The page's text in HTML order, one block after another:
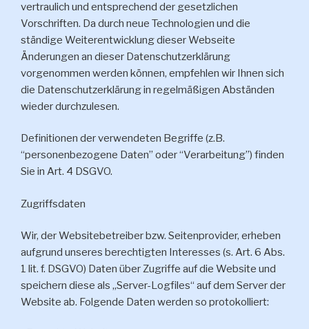
vertraulich und entsprechend der gesetzlichen
Vorschriften. Da durch neue Technologien und die
ständige Weiterentwicklung dieser Webseite
Änderungen an dieser Datenschutzerklärung
vorgenommen werden können, empfehlen wir Ihnen sich
die Datenschutzerklärung in regelmäßigen Abständen
wieder durchzulesen.
Definitionen der verwendeten Begriffe (z.B.
“personenbezogene Daten” oder “Verarbeitung”) finden
Sie in Art. 4 DSGVO.
Zugriffsdaten
Wir, der Websitebetreiber bzw. Seitenprovider, erheben
aufgrund unseres berechtigten Interesses (s. Art. 6 Abs.
1 lit. f. DSGVO) Daten über Zugriffe auf die Website und
speichern diese als „Server-Logfiles“ auf dem Server der
Website ab. Folgende Daten werden so protokolliert: